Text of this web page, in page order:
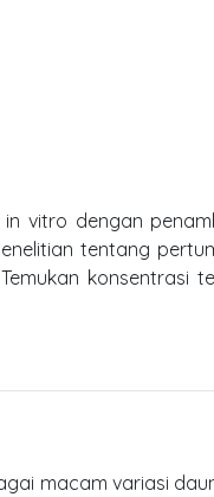
vitro dengan
tentang
konsentrasi
macam variasi